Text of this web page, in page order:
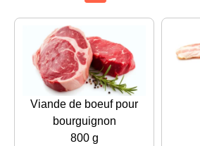
Viande de boeuf pour
bourguignon
800 g